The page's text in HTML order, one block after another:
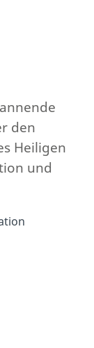
den
Heiligen
und